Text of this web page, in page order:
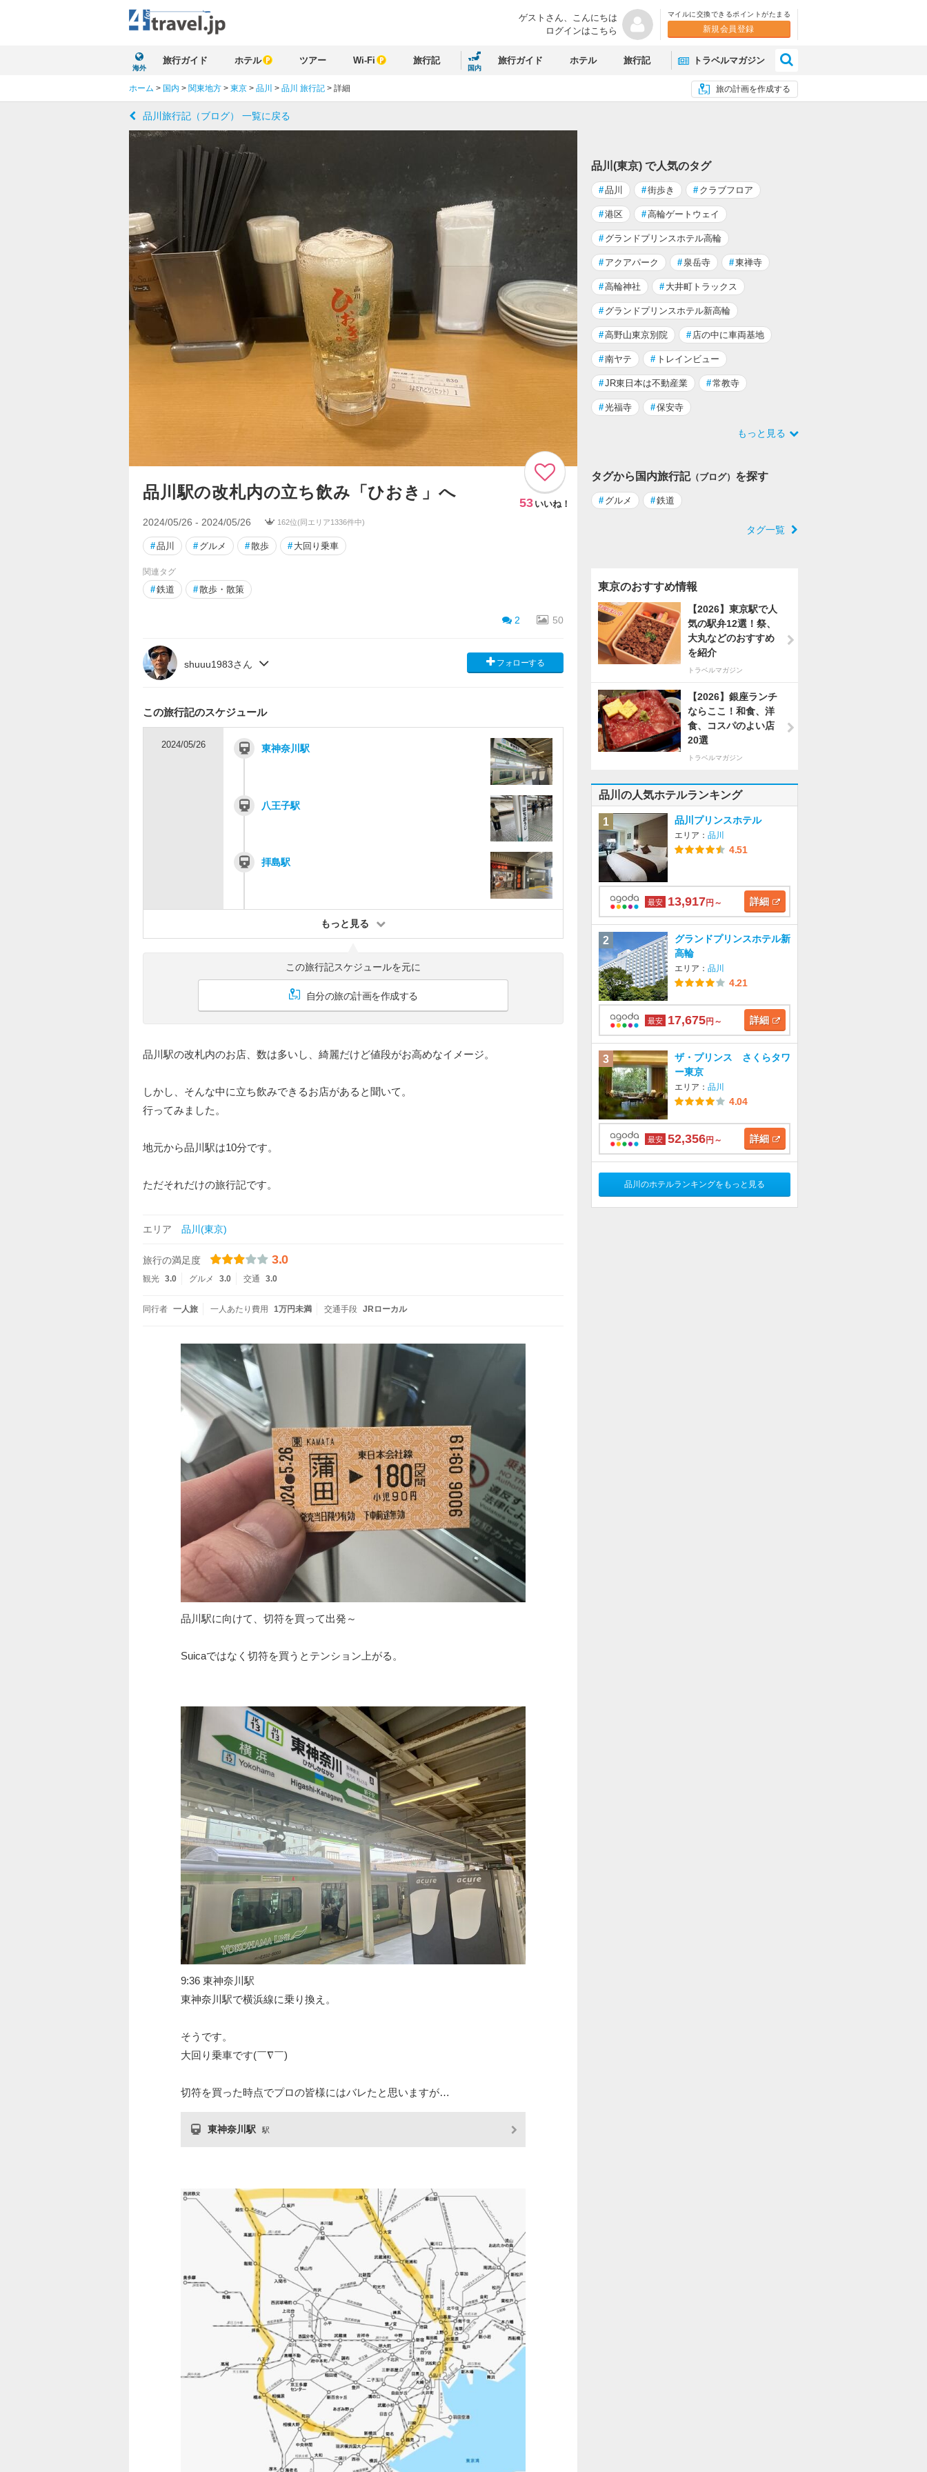
ゲストさん、 こんにちは
ログインはこちら
マイルに交換できるポイントがたまる
新規会員登録
海外
旅行ガイド ホテル ツアー Wi-Fi 旅行記
国内
旅行ガイド ホテル 旅行記 トラベルマガジン
旅の計画を作成する
ホーム > 国内 > 関東地方 > 東京 > 品川 > 品川 旅行記 > 詳細
品川旅行記（ブログ） 一覧に戻る
品川駅の改札内の立ち飲み「ひおき」へ
53 いいね！
2024/05/26 - 2024/05/26 162位(同エリア1336件中)
#品川 # グルメ #散歩 # 大回り乗車
関連タグ
#鉄道 #散歩・散策
2 50
shuuu1983さん フォローする
この旅行記のスケジュール
2024/05/26 東神奈川駅
八王子駅
拝島駅
もっと見る
この旅行記スケジュールを元に
自分の旅の計画を作成する
品川駅の改札内のお店、数は多いし、綺麗だけど値段がお高めなイメージ。
しかし、そんな中に立ち飲みできるお店があると聞いて。
行ってみました。
地元から品川駅は10分です。
ただそれだけの旅行記です。
エリア 品川(東京)
旅行の満足度 3.0
観光 3.0 グルメ 3.0 交通 3.0
同行者 一人旅 一人あたり費用 1万円未満 交通手段 JRローカル
品川駅に向けて、切符を買って出発～
Suicaではなく切符を買うとテンション上がる。
9:36 東神奈川駅
東神奈川駅で横浜線に乗り換え。
そうです。
大回り乗車です(￣∇￣)
切符を買った時点でプロの皆様にはバレたと思いますが…
東神奈川駅 駅
品川(東京) で人気のタグ
#品川 #街歩き # クラブフロア
#港区 #高輪ゲートウェイ
# グランドプリンスホテル高輪
# アクアパーク # 泉岳寺 #東禅寺
#高輪神社 # 大井町トラックス
# グランドプリンスホテル新高輪
#高野山東京別院 # 店の中に車両基地
#南ヤテ # トレインビュー
#JR東日本は不動産業 #常教寺
#光福寺 #保安寺
もっと見る
タグから国内旅行記（ブログ） を探す
# グルメ #鉄道
タグ一覧
東京のおすすめ情報
【2026】東京駅で人
気の駅弁12選！祭、
大丸などのおすすめ
を紹介
トラベルマガジン
【2026】銀座ランチ
ならここ！和食、洋
食、コスパのよい店
20選
トラベルマガジン
品川の人気ホテルランキング
1 品川プリンスホテル
エリア： 品川
4.51
最安 13,917円～ 詳細
2
グランドプリンスホテル新
高輪
エリア： 品川
4.21
最安 17,675円～ 詳細
3
ザ・プリンス さくらタワ
ー東京
エリア： 品川
4.04
最安 52,356円～ 詳細
品川のホテルランキングをもっと見る